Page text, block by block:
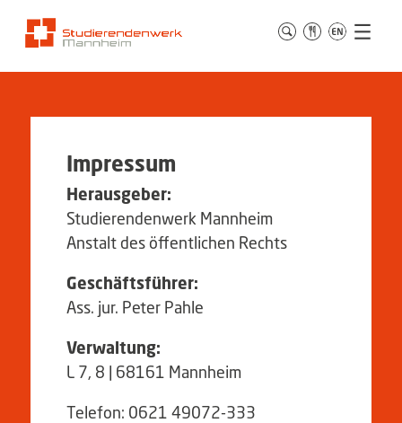
Impressum
Herausgeber:
Studierendenwerk Mannheim
Anstalt des öffentlichen Rechts
Geschäftsführer:
Ass. jur. Peter Pahle
Verwaltung:
L 7, 8 | 68161 Mannheim
Telefon: 0621 49072-333